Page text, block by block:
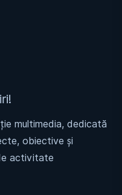
multimedia, dedicată
obiective și
activitate